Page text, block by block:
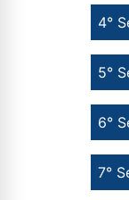
7°
6°
5°
4°